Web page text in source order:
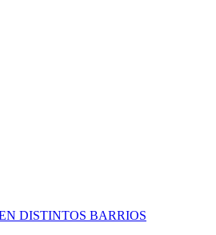
DISTINTOS BARRIOS